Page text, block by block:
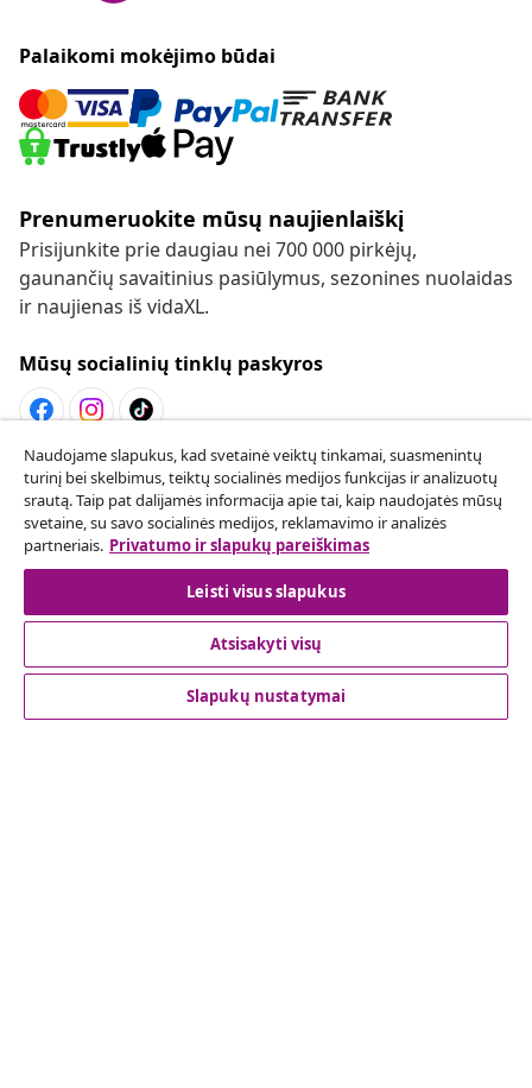
Palaikomi mokėjimo būdai
Prenumeruokite mūsų naujienlaiškį
Prisijunkite prie daugiau nei 700 000 pirkėjų,
gaunančių savaitinius pasiūlymus, sezonines nuolaidas
ir naujienas iš vidaXL.
Mūsų socialinių tinklų paskyros
Sutarties atsisakymas
Pateikite prašymą atsisakyti užsakymo.
Sutarties atsisakymas
Klientų aptarnavimas
Naudojame slapukus, kad svetainė veiktų tinkamai, suasmenintų
turinį bei skelbimus, teiktų socialinės medijos funkcijas ir analizuotų
srautą. Taip pat dalijamės informacija apie tai, kaip naudojatės mūsų
svetaine, su savo socialinės medijos, reklamavimo ir analizės
partneriais. Privatumo ir slapukų pareiškimas
Leisti visus slapukus
Atsisakyti visų
Slapukų nustatymai